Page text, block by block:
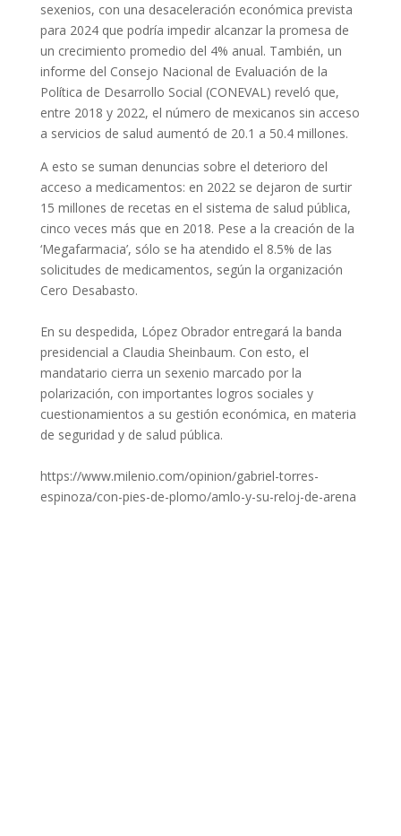
sexenios, con una desaceleración económica prevista
para 2024 que podría impedir alcanzar la promesa de
un crecimiento promedio del 4% anual. También, un
informe del Consejo Nacional de Evaluación de la
Política de Desarrollo Social (CONEVAL) reveló que,
entre 2018 y 2022, el número de mexicanos sin acceso
a servicios de salud aumentó de 20.1 a 50.4 millones.
A esto se suman denuncias sobre el deterioro del
acceso a medicamentos: en 2022 se dejaron de surtir
15 millones de recetas en el sistema de salud pública,
cinco veces más que en 2018. Pese a la creación de la
‘Megafarmacia’, sólo se ha atendido el 8.5% de las
solicitudes de medicamentos, según la organización
Cero Desabasto.
En su despedida, López Obrador entregará la banda
presidencial a Claudia Sheinbaum. Con esto, el
mandatario cierra un sexenio marcado por la
polarización, con importantes logros sociales y
cuestionamientos a su gestión económica, en materia
de seguridad y de salud pública.
https://www.milenio.com/opinion/gabriel-torres-
espinoza/con-pies-de-plomo/amlo-y-su-reloj-de-arena